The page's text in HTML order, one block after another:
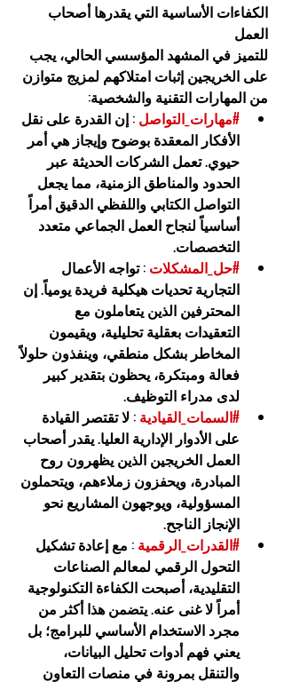
الكفاءات الأساسية التي يقدرها أصحاب
العمل
للتميز في المشهد المؤسسي الحالي، يجب
على الخريجين إثبات امتلاكهم لمزيج متوازن
من المهارات التقنية والشخصية:
#مهارات_التواصل : إن القدرة على نقل
الأفكار المعقدة بوضوح وإيجاز هي أمر
حيوي. تعمل الشركات الحديثة عبر
الحدود والمناطق الزمنية، مما يجعل
التواصل الكتابي واللفظي الدقيق أمراً
أساسياً لنجاح العمل الجماعي متعدد
التخصصات.
#حل_المشكلات : تواجه الأعمال
التجارية تحديات هيكلية فريدة يومياً. إن
المحترفين الذين يتعاملون مع
التعقيدات بعقلية تحليلية، ويقيمون
المخاطر بشكل منطقي، وينفذون حلولاً
فعالة ومبتكرة، يحظون بتقدير كبير
لدى مدراء التوظيف.
#السمات_القيادية : لا تقتصر القيادة
على الأدوار الإدارية العليا. يقدر أصحاب
العمل الخريجين الذين يظهرون روح
المبادرة، ويحفزون زملاءهم، ويتحملون
المسؤولية، ويوجهون المشاريع نحو
الإنجاز الناجح.
#القدرات_الرقمية : مع إعادة تشكيل
التحول الرقمي لمعالم الصناعات
التقليدية، أصبحت الكفاءة التكنولوجية
أمراً لا غنى عنه. يتضمن هذا أكثر من
مجرد الاستخدام الأساسي للبرامج؛ بل
يعني فهم أدوات تحليل البيانات،
والتنقل بمرونة في منصات التعاون